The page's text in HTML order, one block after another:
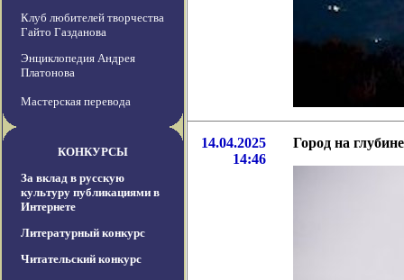
Клуб любителей творчества
Гайто Газданова
Энциклопедия Андрея
Платонова
Мастерская перевода
КОНКУРСЫ
За вклад в русскую
культуру публикациями в
Интернете
Литературный конкурс
Читательский конкурс
14.04.2025
14:46
Город на